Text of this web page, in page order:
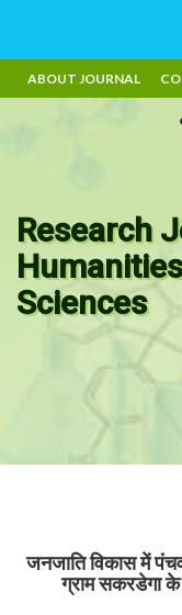
ABOUT JOURNAL
Research
Sciences
जनजाति विकास में
ग्राम सकरडेगा के